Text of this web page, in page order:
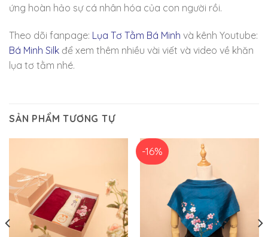
ứng hoàn hảo sự cá nhân hóa của con người rồi.
Theo dõi fanpage: Lụa Tơ Tằm Bá Minh và kênh Youtube:
Bá Minh Silk để xem thêm nhiều vài viết và video về khăn
lụa tơ tằm nhé.
SẢN PHẨM TƯƠNG TỰ
-16%